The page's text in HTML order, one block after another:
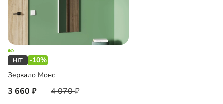
-10%
Зеркало Монс
3 660 4 070